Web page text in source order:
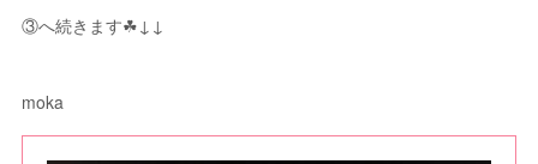
③へ続きます☘↓↓
moka